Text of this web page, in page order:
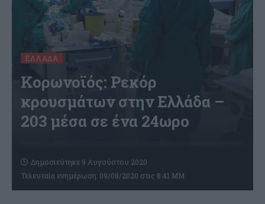
ΕΛΛΆΔΑ
Κορωνοϊός: Ρεκόρ
κρουσμάτων στην Ελλάδα –
203 μέσα σε ένα 24ωρο
Τελευταία ενημέρωση: 09/08/2020 στις 8:41 ΜΜ
Δημοσιεύτηκε 9 Αυγούστου 2020